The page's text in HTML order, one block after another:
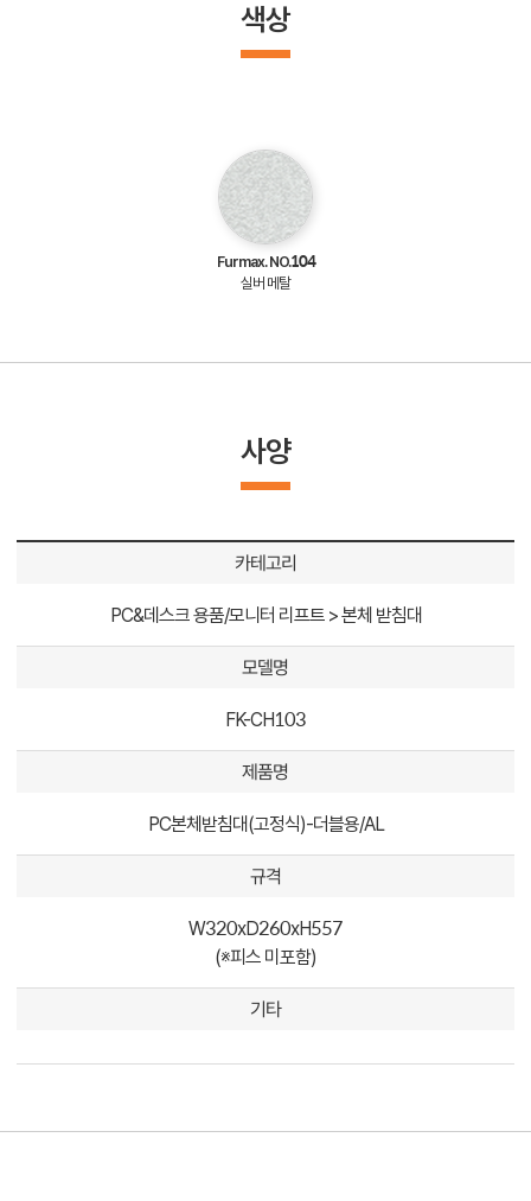
색상
Furmax. NO.104
실버 메탈
사양
카테고리
PC&데스크 용품/모니터 리프트 > 본체 받침대
모델명
FK-CH103
제품명
PC본체받침대(고정식)-더블용/AL
규격
W320xD260xH557
(※피스 미포함)
기타